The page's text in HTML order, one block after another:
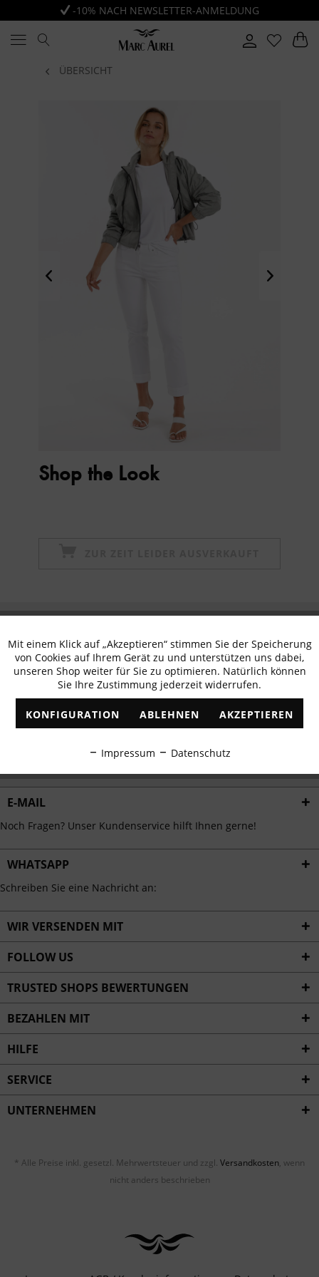
-10% NACH NEWSLETTER-ANMELDUNG
ÜBERSICHT
Shop the Look
erhalten
✓ Exklusive Angebote ✓ Die aktuellsten Trends
E-MAIL
Noch Fragen? Unser Kundenservice hilft Ihnen gerne!
WHATSAPP
Schreiben Sie eine Nachricht an:
WIR VERSENDEN MIT
FOLLOW US
TRUSTED SHOPS BEWERTUNGEN
BEZAHLEN MIT
HILFE
SERVICE
UNTERNEHMEN
* Alle Preise inkl. gesetzl. Mehrwertsteuer und zzgl. Versandkosten, wenn
nicht anders beschrieben
Funktionale Aktiv
Marketing Inaktiv
Tracking Inaktiv
Personalisierung Inaktiv
Service
Mit einem Klick auf „Akzeptieren“ stimmen Sie der Speicherung
von Cookies auf Ihrem Gerät zu und unterstützen uns dabei,
unseren Shop weiter für Sie zu optimieren. Natürlich können
Sie Ihre Zustimmung jederzeit widerrufen.
KONFIGURATION ABLEHNEN AKZEPTIEREN
Impressum Datenschutz